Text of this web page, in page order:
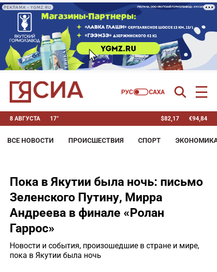
РЕКЛАМА • YGMZ.RU
8 АВГУСТА 17° $82,17 €94,84
ВСЕ НОВОСТИ ПРОИСШЕСТВИЯ СПОРТ
Пока в Якутии была ночь: письмо
Зеленского Путину, Мирра
Андреева в финале «Ролан
Гаррос»
Новости и события, произошедшие в стране и мире,
пока в Якутии была ночь